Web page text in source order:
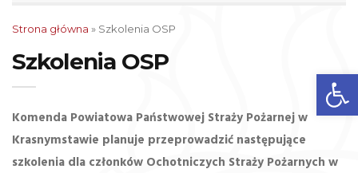
Strona główna » Szkolenia OSP
Szkolenia OSP
Komenda Powiatowa Państwowej Straży Pożarnej w
Krasnymstawie planuje przeprowadzić następujące
szkolenia dla członków Ochotniczych Straży Pożarnych w